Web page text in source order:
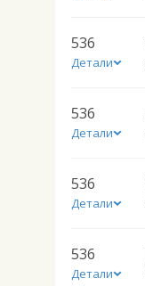
536
Детали
536
Детали
536
Детали
536
Детали